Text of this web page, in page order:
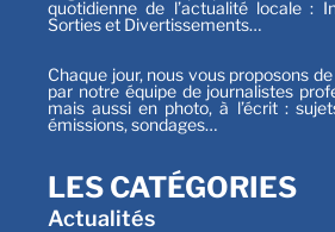
quotidienne de l’actualité locale :
Sorties et Divertissements…
Chaque jour, nous vous proposons
par notre équipe de journalistes
mais aussi en photo, à l’écrit :
émissions, sondages…
LES CATÉGORIES
Actualités